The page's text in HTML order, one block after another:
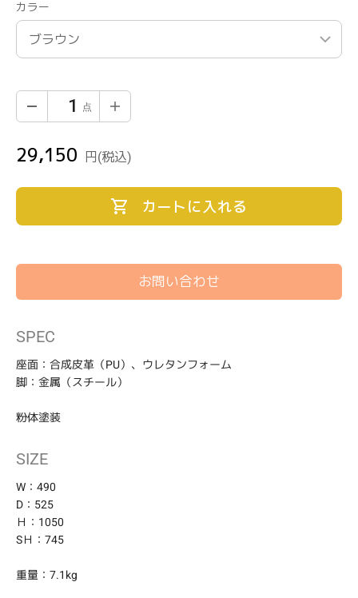
カラー
通
価
29,150 円 (税込)
カートに入れる
お問い合わせ
カ
ー
ト
に
商
を
加
す
る
SPEC
座面：合成皮革（PU）、ウレタンフォーム
脚：金属（スチール）
粉体塗装
SIZE
W：490
D：525
Ｈ：1050
SＨ：745
重量：7.1kg